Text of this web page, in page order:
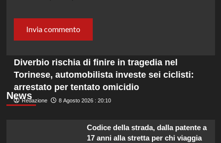
News
Diverbio rischia di finire in tragedia nel
Torinese, automobilista investe sei ciclisti:
arrestato per tentato omicidio
Redazione 8 Agosto 2026 : 20:10
Codice della strada, dalla patente a
17 anni alla stretta per chi viaggia